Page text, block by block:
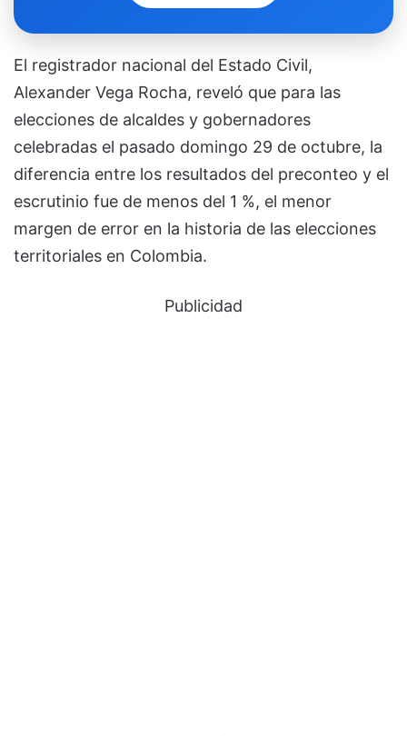
El registrador nacional del Estado Civil,
Alexander Vega Rocha, reveló que para las
elecciones de alcaldes y gobernadores
celebradas el pasado domingo 29 de octubre, la
diferencia entre los resultados del preconteo y el
escrutinio fue de menos del 1 %, el menor
margen de error en la historia de las elecciones
territoriales en Colombia.
Publicidad